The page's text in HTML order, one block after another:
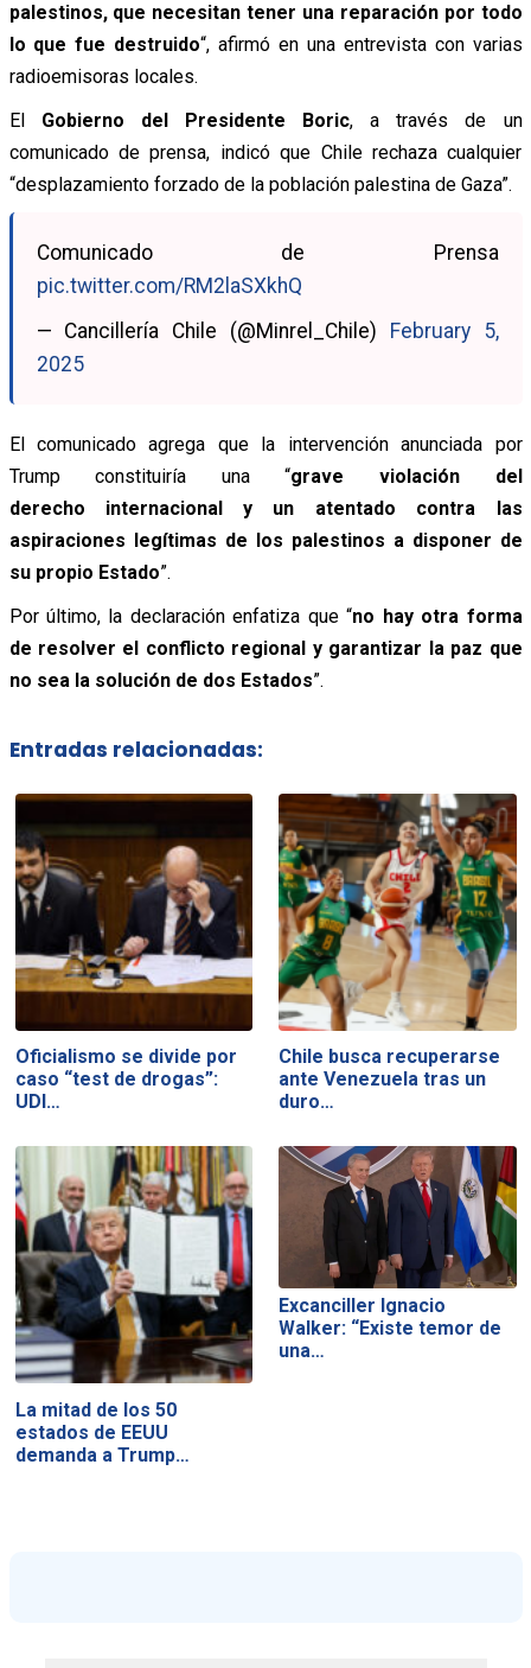
palestinos, que necesitan tener una reparación por todo
lo que fue destruido“, afirmó en una entrevista con varias
radioemisoras locales.
El
Gobierno del Presidente Boric, a través de un
comunicado de prensa, indicó que Chile rechaza cualquier
“desplazamiento forzado de la población palestina de Gaza”.
Comunicado de Prensa
pic.twitter.com/RM2laSXkhQ
— Cancillería Chile (@Minrel_Chile)
February 5,
2025
El comunicado agrega que la intervención anunciada por
Trump constituiría una “grave violación del
derecho internacional y un atentado contra las
aspiraciones legítimas de los palestinos a disponer de
su propio Estado”.
Por último, la declaración enfatiza que “no hay otra forma
de resolver el conflicto regional y garantizar la paz que
no sea la solución de dos Estados”.
Entradas relacionadas:
Oficialismo se divide por
caso “test de drogas”:
UDI…
Chile busca recuperarse
ante Venezuela tras un
duro…
La mitad de los 50
estados de EEUU
demanda a Trump…
Excanciller Ignacio
Walker: “Existe temor de
una…